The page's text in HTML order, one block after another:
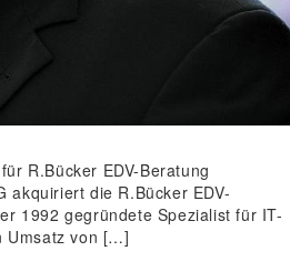
R.Bücker EDV-Beratung
akquiriert die R.Bücker EDV-
1992 gegründete Spezialist für IT-
Umsatz von […]